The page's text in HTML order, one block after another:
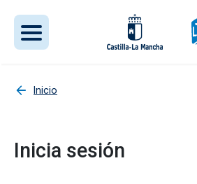
Inicio
Inicia sesión